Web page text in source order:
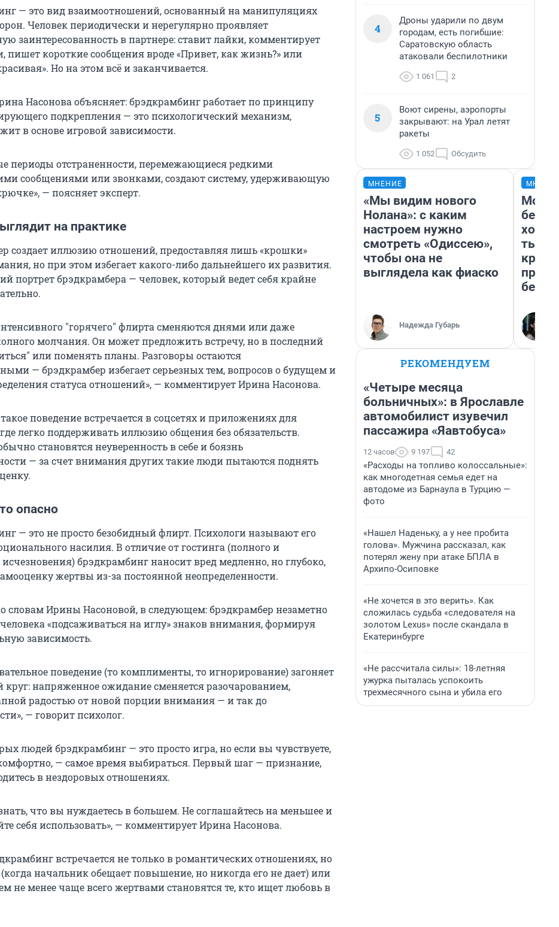
— это вид взаимоотношений, основанный на манипуляциях
Человек периодически и нерегулярно проявляет
заинтересованность в партнере: ставит лайки, комментирует
пишет короткие сообщения вроде «Привет, как жизнь?» или
Но на этом всё и заканчивается.
Насонова объясняет: брэдкрамбинг работает по принципу
подкрепления — это психологический механизм,
в основе игровой зависимости.
периоды отстраненности, перемежающиеся редкими
сообщениями или звонками, создают систему, удерживающую
— поясняет эксперт.
на практике
создает иллюзию отношений, предоставляя лишь «крошки»
но при этом избегает какого-либо дальнейшего их развития.
портрет брэдкрамбера — человек, который ведет себя крайне
"горячего" флирта сменяются днями или даже
молчания. Он может предложить встречу, но в последний
" или поменять планы. Разговоры остаются
— брэдкрамбер избегает серьезных тем, вопросов о будущем и
статуса отношений», — комментирует Ирина Насонова.
поведение встречается в соцсетях и приложениях для
легко поддерживать иллюзию общения без обязательств.
становятся неуверенность в себе и боязнь
— за счет внимания других такие люди пытаются поднять
опасно
— это не просто безобидный флирт. Психологи называют его
насилия. В отличие от гостинга (полного и
исчезновения) брэдкрамбинг наносит вред медленно, но глубоко,
жертвы из-за постоянной неопределенности.
словам Ирины Насоновой, в следующем: брэдкрамбер незаметно
человека «подсаживаться на иглу» знаков внимания, формируя
зависимость.
поведение (то комплименты, то игнорирование) загоняет
напряженное ожидание сменяется разочарованием,
радостью от новой порции внимания — и так до
— говорит психолог.
людей брэдкрамбинг — это просто игра, но если вы чувствуете,
— самое время выбираться. Первый шаг — признание,
в нездоровых отношениях.
что вы нуждаетесь в большем. Не соглашайтесь на меньшее и
себя использовать», — комментирует Ирина Насонова.
встречается не только в романтических отношениях, но
(когда начальник обещает повышение, но никогда его не дает) или
не менее чаще всего жертвами становятся те, кто ищет любовь в
4
Дроны ударили по двум
городам, есть погибшие:
Саратовскую область
атаковали беспилотники
1 061 2
5
Воют сирены, аэропорты
закрывают: на Урал летят
ракеты
1 052 Обсудить
МНЕНИЕ
«Мы видим нового
Нолана»: с каким
настроем нужно
смотреть «Одиссею»,
чтобы она не
выглядела как фиаско
Надежда Губарь
Мой
РЕКОМЕНДУЕМ
«Четыре месяца
больничных»: в Ярославле
автомобилист изувечил
пассажира «Яавтобуса»
12 часов 9 197 42
«Расходы на топливо колоссальные»:
как многодетная семья едет на
автодоме из Барнаула в Турцию —
фото
«Нашел Наденьку, а у нее пробита
голова». Мужчина рассказал, как
потерял жену при атаке БПЛА в
Архипо-Осиповке
«Не хочется в это верить». Как
сложилась судьба «следователя на
золотом Lexus» после скандала в
Екатеринбурге
«Не рассчитала силы»: 18-летняя
ужурка пыталась успокоить
трехмесячного сына и убила его